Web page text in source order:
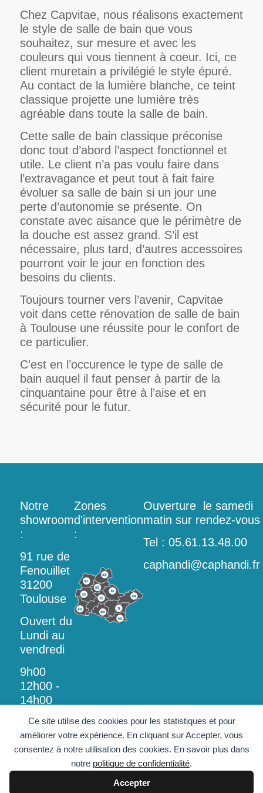
Ce site utilise des cookies pour les statistiques et pour
améliorer votre expérience. En cliquant sur Accepter, vous
consentez à notre utilisation des cookies. En savoir plus dans
notre politique de confidentialité.
Accepter
Chez Capvitae, nous réalisons exactement
le style de salle de bain que vous
souhaitez, sur mesure et avec les
couleurs qui vous tiennent à coeur. Ici, ce
client muretain a privilégié le style épuré.
Au contact de la lumière blanche, ce teint
classique projette une lumière très
agréable dans toute la salle de bain.
Cette salle de bain classique préconise
donc tout d’abord l’aspect fonctionnel et
utile. Le client n’a pas voulu faire dans
l’extravagance et peut tout à fait faire
évoluer sa salle de bain si un jour une
perte d’autonomie se présente. On
constate avec aisance que le périmètre de
la douche est assez grand. S’il est
nécessaire, plus tard, d’autres accessoires
pourront voir le jour en fonction des
besoins du clients.
Toujours tourner vers l’avenir, Capvitae
voit dans cette rénovation de salle de bain
à Toulouse une réussite pour le confort de
ce particulier.
C’est en l’occurence le type de salle de
bain auquel il faut penser à partir de la
cinquantaine pour être à l’aise et en
sécurité pour le futur.
Notre
showroom
:
91 rue de
Fenouillet
31200
Toulouse
Ouvert du
Lundi au
vendredi
9h00
12h00 -
14h00
Zones
d'intervention
:
Ouverture le samedi
matin sur rendez-vous
Tel : 05.61.13.48.00
caphandi@caphandi.fr